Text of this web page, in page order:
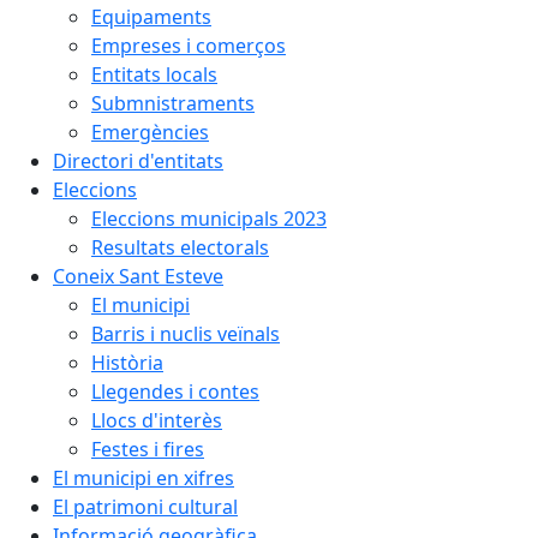
Equipaments
Empreses i comerços
Entitats locals
Submnistraments
Emergències
Directori d'entitats
Eleccions
Eleccions municipals 2023
Resultats electorals
Coneix Sant Esteve
El municipi
Barris i nuclis veïnals
Història
Llegendes i contes
Llocs d'interès
Festes i fires
El municipi en xifres
El patrimoni cultural